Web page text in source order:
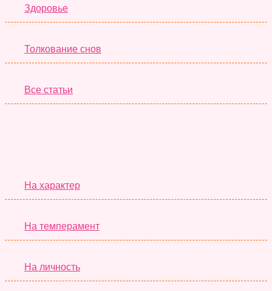
Здоровье
Толкование снов
Все статьи
На характер
На темперамент
На личность